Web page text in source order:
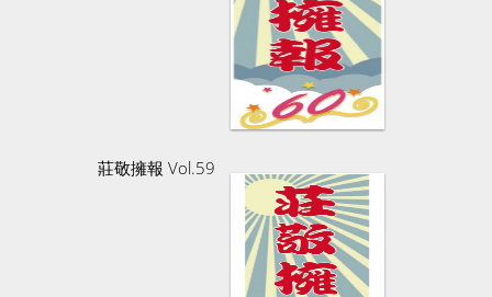
莊敬擁報 Vol.59